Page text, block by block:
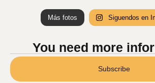
Más fotos Siguendos en
You need more
Subscribe